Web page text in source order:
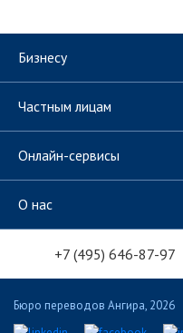
Бизнесу
Частным лицам
Онлайн-сервисы
О нас
+7 (495) 646-87-97
Бюро переводов Ангира, 2026